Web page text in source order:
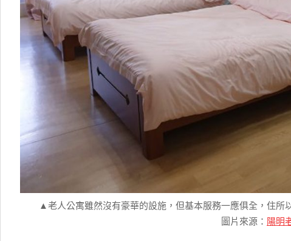
▲老人公寓雖然沒有豪華的設施，但基本服務一應俱全，住所
圖片來源： 陽明